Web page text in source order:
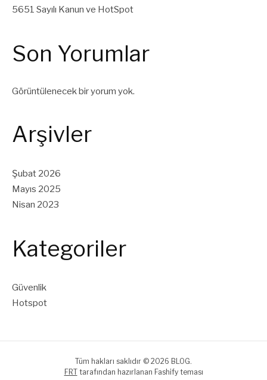
5651 Sayılı Kanun ve HotSpot
Son Yorumlar
Görüntülenecek bir yorum yok.
Arşivler
Şubat 2026
Mayıs 2025
Nisan 2023
Kategoriler
Güvenlik
Hotspot
Tüm hakları saklıdır © 2026 BLOG.
FRTtarafından hazırlanan Fashify teması